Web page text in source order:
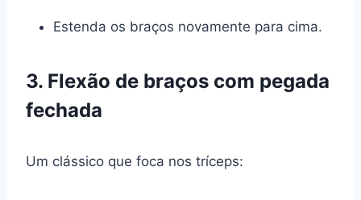
Estenda os braços novamente para cima.
3. Flexão de braços com pegada
fechada
Um clássico que foca nos tríceps: